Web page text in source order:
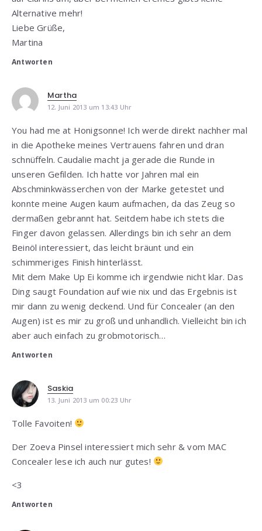
Alternative mehr!
Liebe Grüße,
Martina
Antworten
Martha
12. Juni 2013 um 13:43 Uhr
You had me at Honigsonne! Ich werde direkt nachher mal
in die Apotheke meines Vertrauens fahren und dran
schnüffeln. Caudalie macht ja gerade die Runde in
unseren Gefilden. Ich hatte vor Jahren mal ein
Abschminkwässerchen von der Marke getestet und
konnte meine Augen kaum aufmachen, da das Zeug so
dermaßen gebrannt hat. Seitdem habe ich stets die
Finger davon gelassen. Allerdings bin ich sehr an dem
Beinöl interessiert, das leicht bräunt und ein
schimmeriges Finish hinterlässt.
Mit dem Make Up Ei komme ich irgendwie nicht klar. Das
Ding saugt Foundation auf wie nix und das Ergebnis ist
mir dann zu wenig deckend. Und für Concealer (an den
Augen) ist es mir zu groß und unhandlich. Vielleicht bin ich
aber auch einfach zu grobmotorisch…
Antworten
Saskia
13. Juni 2013 um 00:23 Uhr
Tolle Favoiten!
Der Zoeva Pinsel interessiert mich sehr & vom MAC
Concealer lese ich auch nur gutes!
<3
Antworten